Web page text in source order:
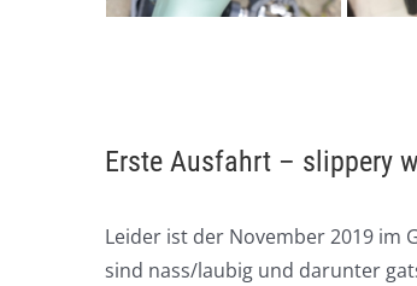
Erste Ausfahrt – slippery
Leider ist der November 2019 im
sind nass/laubig und darunter